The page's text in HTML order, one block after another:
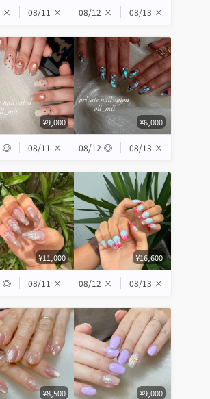
× 08/11 × 08/12 × 08/13 ×
¥9,000 ¥6,000
◎ 08/11 × 08/12 ◎ 08/13 ×
¥11,000 ¥16,600
◎ 08/11 × 08/12 × 08/13 ×
¥8,500 ¥9,000